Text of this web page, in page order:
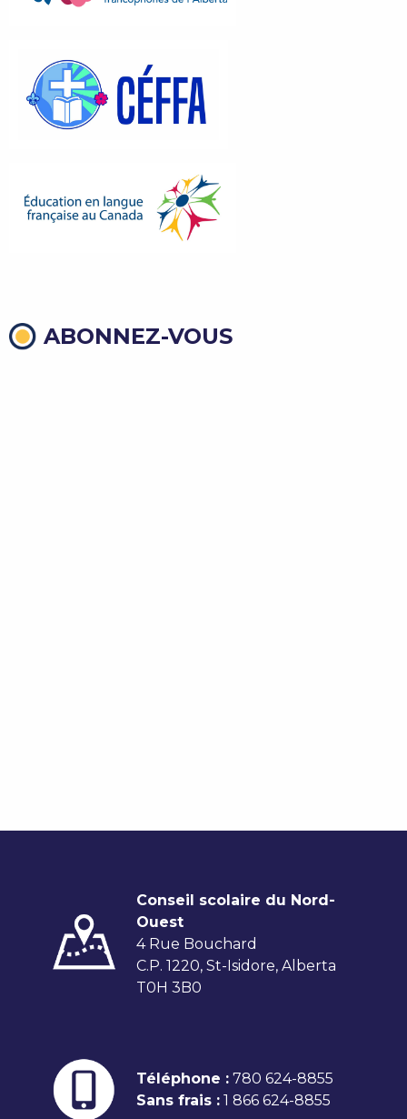
ABONNEZ-VOUS
Conseil scolaire du Nord-
Ouest
4 Rue Bouchard
C.P. 1220, St-Isidore, Alberta
T0H 3B0
Téléphone : 780 624-8855
Sans frais : 1 866 624-8855